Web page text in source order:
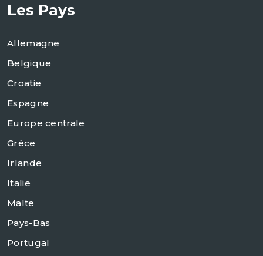
Les Pays
Allemagne
Belgique
Croatie
Espagne
Europe centrale
Grèce
Irlande
Italie
Malte
Pays-Bas
Portugal